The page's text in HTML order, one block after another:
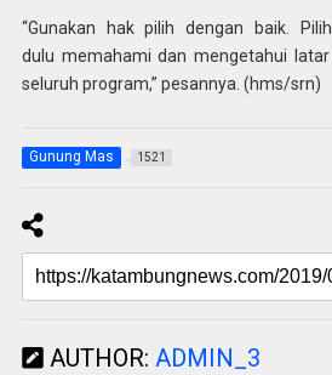
“Gunakan hak pilih dengan baik.
dulu memahami dan mengetahui
seluruh program,” pesannya. (hms/srn)
Gunung Mas 1521
AUTHOR: ADMIN_3